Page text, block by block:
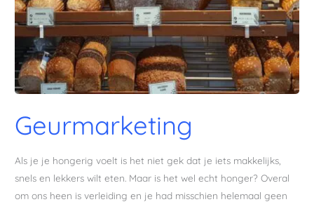
Geurmarketing
Als je je hongerig voelt is het niet gek dat je iets makkelijks,
snels en lekkers wilt eten. Maar is het wel echt honger? Overal
om ons heen is verleiding en je had misschien helemaal geen